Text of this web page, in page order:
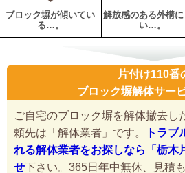
ブロック塀が傾いてい
る…。
解放感のある外構に
い…。
片付け110番
ブロック塀解体サー
ご自宅のブロック塀を解体撤去し
頼先は「解体業者」です。
トラブ
れる解体業者をお探しなら「栃木
せ下さい。365日年中無休、見積